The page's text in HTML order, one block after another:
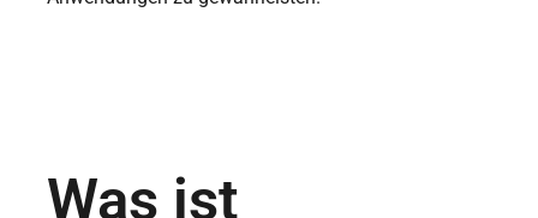
Was ist